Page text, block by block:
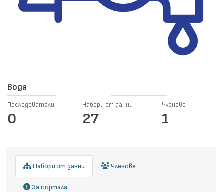
Вода
Последователи
0
Набори от данни
27
Членове
1
Набори от данни Членове
За портала